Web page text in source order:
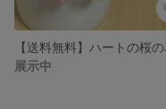
展示中